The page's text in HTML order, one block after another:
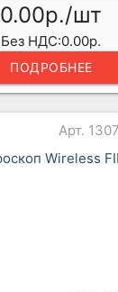
0.00р./шт
Без НДС:0.00р.
ПОДРОБНЕЕ
Арт.